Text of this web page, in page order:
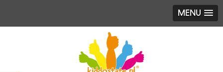
MENU